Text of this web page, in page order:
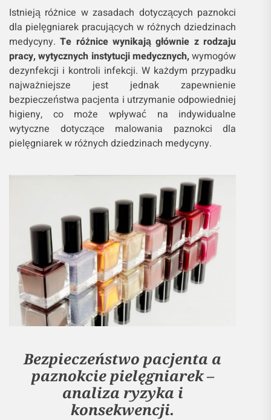
Istnieją różnice w zasadach dotyczących paznokci
dla pielęgniarek pracujących w różnych dziedzinach
medycyny.Te różnice wynikają głównie z rodzaju
pracy, wytycznych instytucji medycznych, wymogów
dezynfekcji i kontroli infekcji. W każdym przypadku
najważniejsze jest jednak zapewnienie
bezpieczeństwa pacjenta i utrzymanie odpowiedniej
higieny, co może wpływać na indywidualne
wytyczne dotyczące malowania paznokci dla
pielęgniarek w różnych dziedzinach medycyny.
Bezpieczeństwo pacjenta a
paznokcie pielęgniarek –
analiza ryzyka i
konsekwencji.